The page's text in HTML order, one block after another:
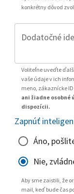
konkrétny dôvod
Dodatočné
Voliteľne uveďte
vaše údaje v ich
meno, zákaznícke
ani žiadne osobné
dispozícii.
Zapnúť
Áno,
Nie,
Aby sme zaistili, že
mail, keď bude čas